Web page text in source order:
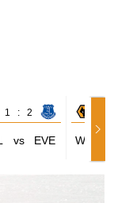
1 : 2
vs EVE WOL